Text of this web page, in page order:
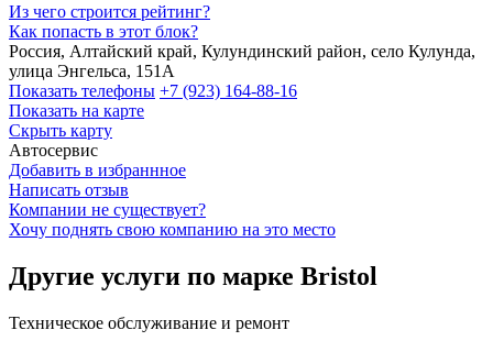
Из чего строится рейтинг?
Как попасть в этот блок?
Россия, Алтайский край, Кулундинский район, село Кулунда,
улица Энгельса, 151А
Показать телефоны +7 (923) 164-88-16
Показать на карте
Скрыть карту
Автосервис
Добавить в избраннное
Написать отзыв
Компании не существует?
Хочу поднять свою компанию на это место
Другие услуги по марке Bristol
Техническое обслуживание и ремонт